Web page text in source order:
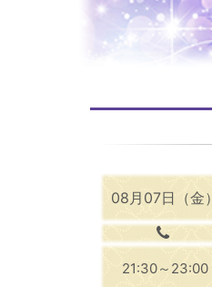
08月07日（金）
21:30～23:00